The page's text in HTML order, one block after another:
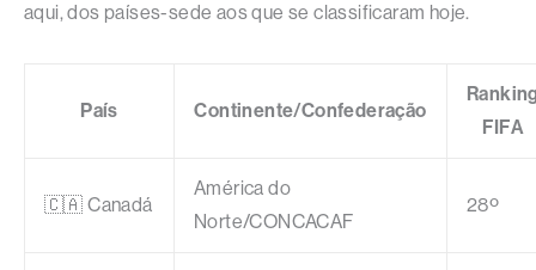
aqui, dos países-sede aos que se classificaram hoje.
País Continente/Confederação
FIFA
🇨🇦 Canadá
América do
Norte/CONCACAF
28º